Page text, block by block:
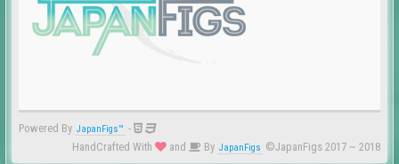
Powered By JapanFigs™ -
HandCrafted With
and By JapanFigs ©JapanFigs 2017 ~ 2018